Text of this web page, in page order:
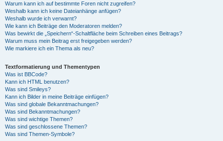
Warum kann ich auf bestimmte Foren nicht zugreifen?
Weshalb kann ich keine Dateianhänge anfügen?
Weshalb wurde ich verwarnt?
Wie kann ich Beiträge den Moderatoren melden?
Was bewirkt die „Speichern“-Schaltfläche beim Schreiben eines Beitrags?
Warum muss mein Beitrag erst freigegeben werden?
Wie markiere ich ein Thema als neu?
Textformatierung und Thementypen
Was ist BBCode?
Kann ich HTML benutzen?
Was sind Smileys?
Kann ich Bilder in meine Beiträge einfügen?
Was sind globale Bekanntmachungen?
Was sind Bekanntmachungen?
Was sind wichtige Themen?
Was sind geschlossene Themen?
Was sind Themen-Symbole?